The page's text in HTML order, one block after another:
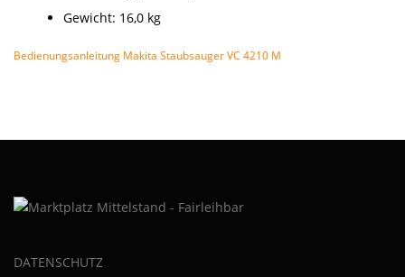
Gewicht: 16,0 kg
Bedienungsanleitung Makita Staubsauger VC 4210 M
DATENSCHUTZ